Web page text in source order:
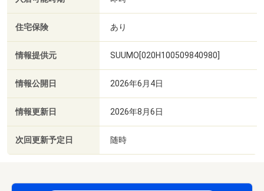
住宅保険 あり
情報提供元 SUUMO[020H100509840980]
情報公開日 2026年6月4日
情報更新日 2026年8月6日
次回更新予定日 随時